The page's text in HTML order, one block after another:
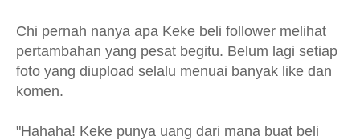
Chi pernah nanya apa Keke beli follower melihat
pertambahan yang pesat begitu. Belum lagi setiap
foto yang diupload selalu menuai banyak like dan
komen.
"Hahaha! Keke punya uang dari mana buat beli